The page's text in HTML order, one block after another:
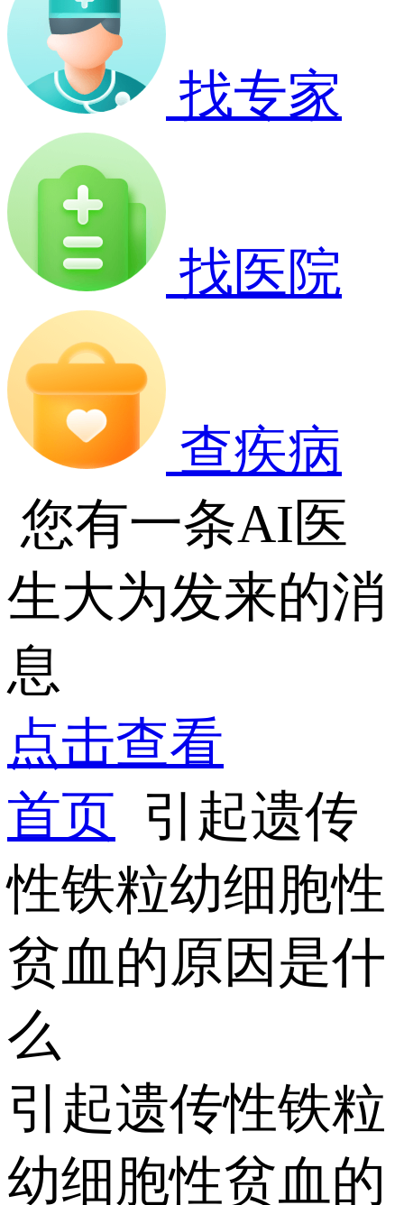
找专家
找医院
查疾病
您有一条AI医
生大为发来的消
息
点击查看
首页 引起遗传
性铁粒幼细胞性
贫血的原因是什
么
引起遗传性铁粒
幼细胞性贫血的